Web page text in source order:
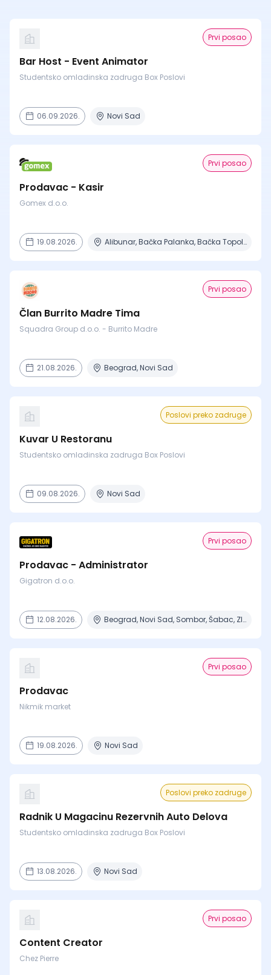
Prvi posao
Bar Host - Event Animator
Studentsko omladinska zadruga Box Poslovi
06.09.2026. Novi Sad
Prvi posao
Prodavac - Kasir
Gomex d.o.o.
19.08.2026. Alibunar, Bačka Palanka, Bačka Topola, Bečej, Beograd + 8 mesta
Prvi posao
Član Burrito Madre Tima
Squadra Group d.o.o. - Burrito Madre
21.08.2026. Beograd, Novi Sad
Poslovi preko zadruge
Kuvar U Restoranu
Studentsko omladinska zadruga Box Poslovi
09.08.2026. Novi Sad
Prvi posao
Prodavac - Administrator
Gigatron d.o.o.
12.08.2026. Beograd, Novi Sad, Sombor, Šabac, Zlatibor + 1 mesto
Prvi posao
Prodavac
Nikmik market
19.08.2026. Novi Sad
Poslovi preko zadruge
Radnik U Magacinu Rezervnih Auto Delova
Studentsko omladinska zadruga Box Poslovi
13.08.2026. Novi Sad
Prvi posao
Content Creator
Chez Pierre